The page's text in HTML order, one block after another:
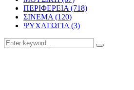
ΠΕΡΙΦΕΡΕΙΑ (718)
ΣΙΝΕΜΑ (120)
ΨΥΧΑΓΩΓΙΑ (3)
Search
for:
Search